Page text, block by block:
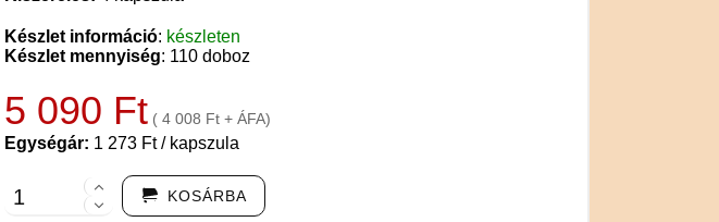
Készlet információ: készleten
Készlet mennyiség: 110 doboz
5 090 Ft ( 4 008 Ft + ÁFA)
Egységár: 1 273 Ft / kapszula
KOSÁRBA